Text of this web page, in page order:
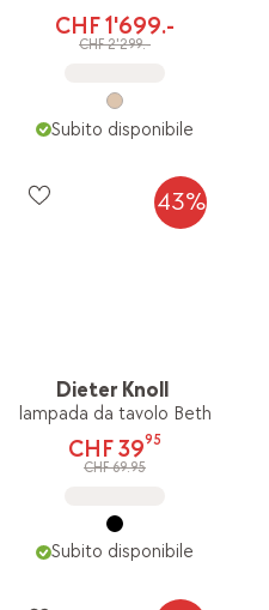
CHF 1'699.-
CHF 2'299.-
Subito disponibile
43%
Dieter Knoll
lampada da tavolo Beth
CHF 3995
CHF 69.95
Subito disponibile